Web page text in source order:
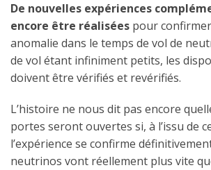
De nouvelles expériences
encore être réalisées pour
anomalie dans le temps de vol de
de vol étant infiniment petits, les
doivent être vérifiés et revérifiés.
L’histoire ne nous dit pas encore
portes seront ouvertes si, à l’issu de
l’expérience se confirme
neutrinos vont réellement plus vite